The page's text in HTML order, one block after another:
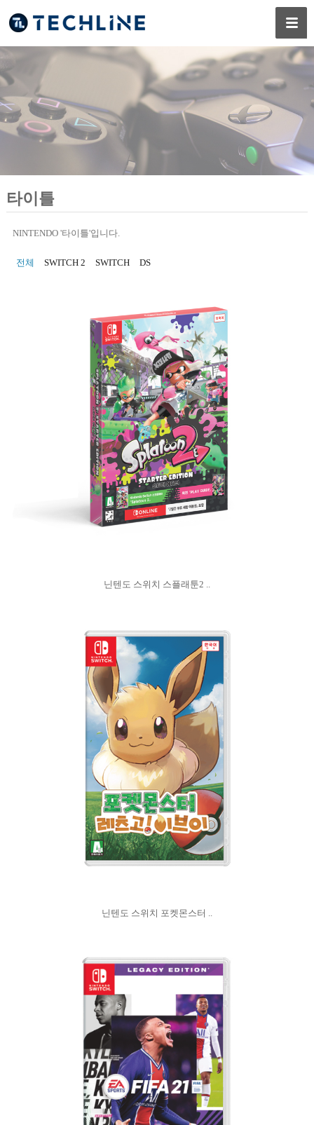
타이틀
NINTENDO '타이틀'입니다.
전체 SWITCH 2 SWITCH DS
닌텐도 스위치 스플래툰2 ..
닌텐도 스위치 포켓몬스터 ..